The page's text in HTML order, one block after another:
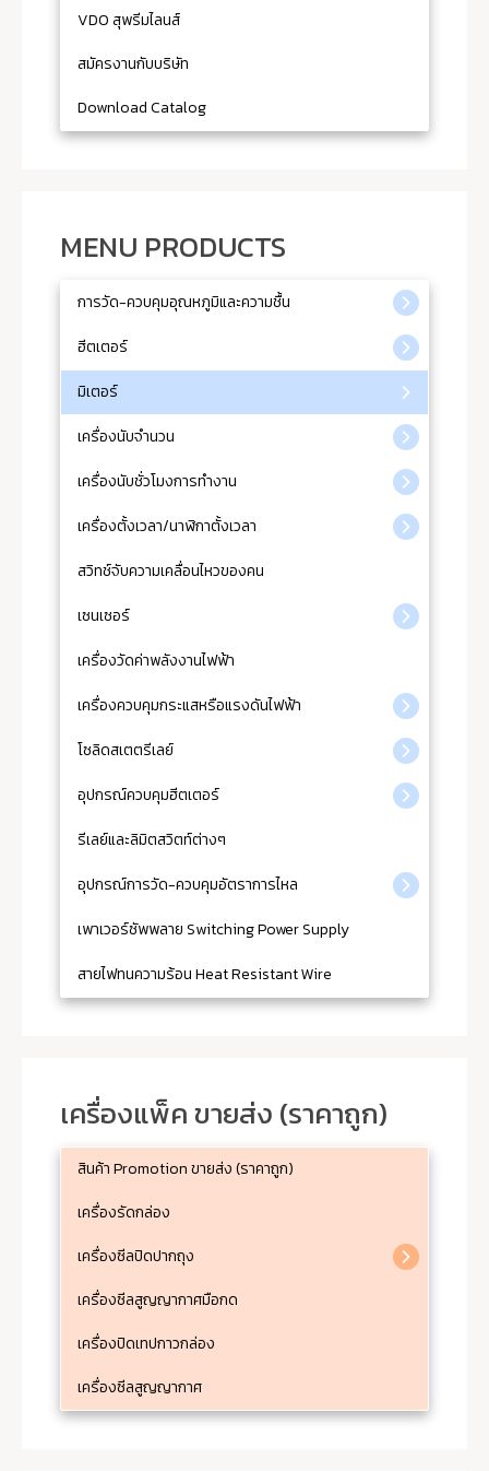
VDO สุพรีมไลนส์
สมัครงานกับบริษัท
Download Catalog
MENU PRODUCTS
การวัด-ควบคุมอุณหภูมิและความชื้น
ฮีตเตอร์
มิเตอร์
เครื่องนับจำนวน
เครื่องนับชั่วโมงการทำงาน
เครื่องตั้งเวลา/นาฬิกาตั้งเวลา
สวิทช์จับความเคลื่อนไหวของคน
เซนเซอร์
เครื่องวัดค่าพลังงานไฟฟ้า
เครื่องควบคุมกระแสหรือแรงดันไฟฟ้า
โซลิดสเตตรีเลย์
อุปกรณ์ควบคุมฮีตเตอร์
รีเลย์และลิมิตสวิตท์ต่างๆ
อุปกรณ์การวัด-ควบคุมอัตราการไหล
เพาเวอร์ซัพพลาย Switching Power Supply
สายไฟทนความร้อน Heat Resistant Wire
เครื่องแพ็ค ขายส่ง (ราคาถูก)
สินค้า Promotion ขายส่ง (ราคาถูก)
เครื่องรัดกล่อง
เครื่องซีลปิดปากถุง
เครื่องซีลสูญญากาศมือกด
เครื่องปิดเทปกาวกล่อง
เครื่องซีลสูญญากาศ